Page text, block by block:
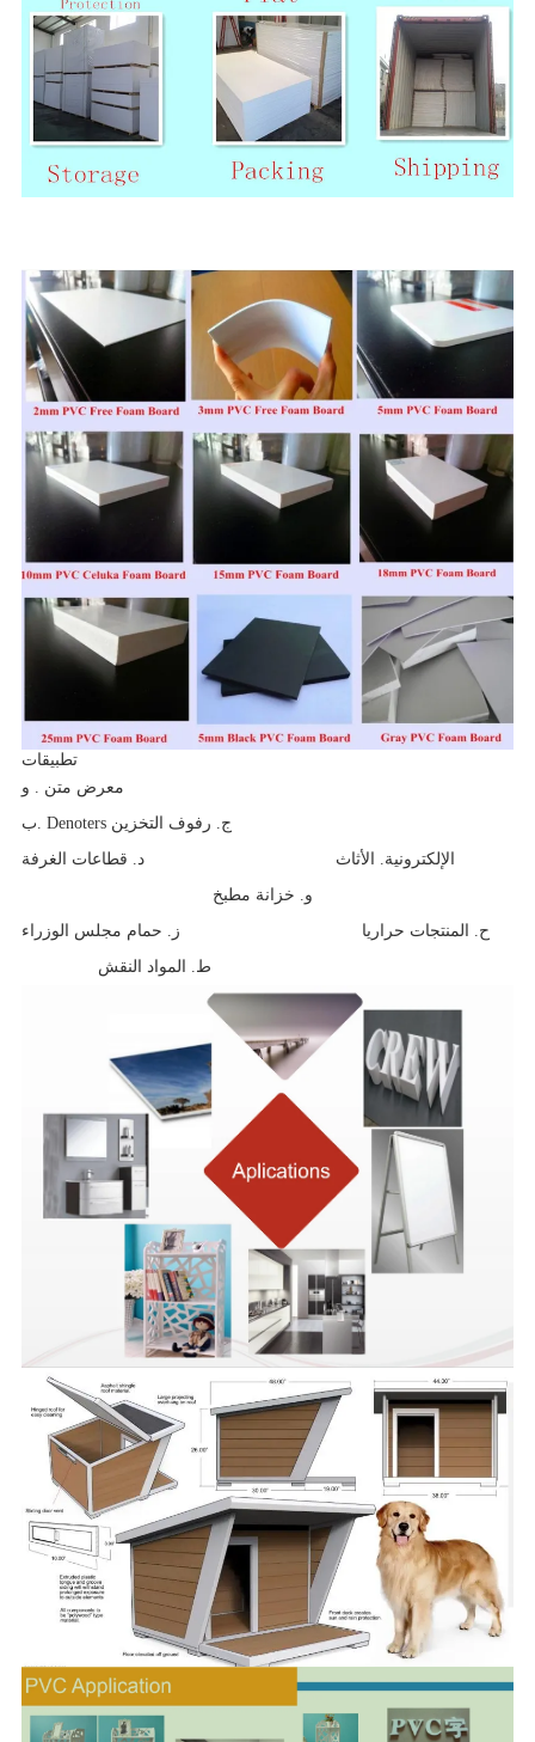
تطبيقات
ب. Denoters ج. رفوف التخزين
د. قطاعات الغرفة
الإلكترونية. الأثاث
و. خزانة مطبخ
ز. حمام مجلس الوزراء
ح. المنتجات حراريا
ط. المواد النقش